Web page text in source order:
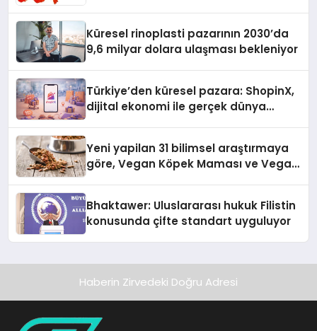
Küresel rinoplasti pazarının 2030’da
9,6 milyar dolara ulaşması bekleniyor
Türkiye’den küresel pazara: ShopinX,
dijital ekonomi ile gerçek dünya
Yeni yapilan 31 bilimsel araştırmaya
göre, Vegan Köpek Maması ve Vegan
Bhaktawer: Uluslararası hukuk Filistin
konusunda çifte standart uyguluyor
Haberin Zirvedeki Doğru Adresi